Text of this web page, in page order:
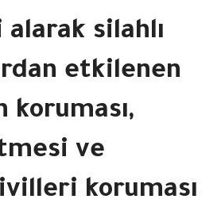
silahlı
etkilenen
koruması,
ve
koruması